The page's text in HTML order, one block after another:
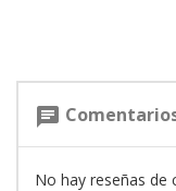
chat
No hay reseñas de